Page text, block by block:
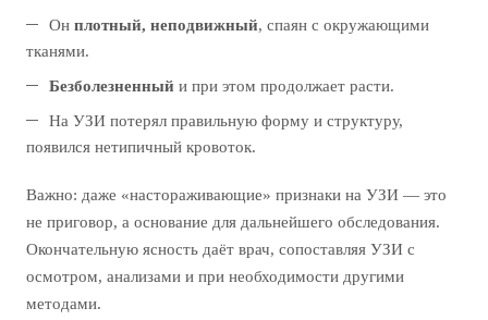
Он плотный, неподвижный, спаян с окружающими
тканями.
Безболезненный и при этом продолжает расти.
На УЗИ потерял правильную форму и структуру,
появился нетипичный кровоток.
Важно: даже «настораживающие» признаки на УЗИ — это
не приговор, а основание для дальнейшего обследования.
Окончательную ясность даёт врач, сопоставляя УЗИ с
осмотром, анализами и при необходимости другими
методами.